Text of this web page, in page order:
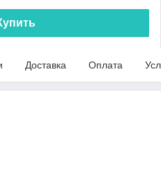
Доставка Оплата